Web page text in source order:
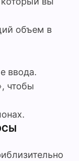
объем в
ввода.
чтобы